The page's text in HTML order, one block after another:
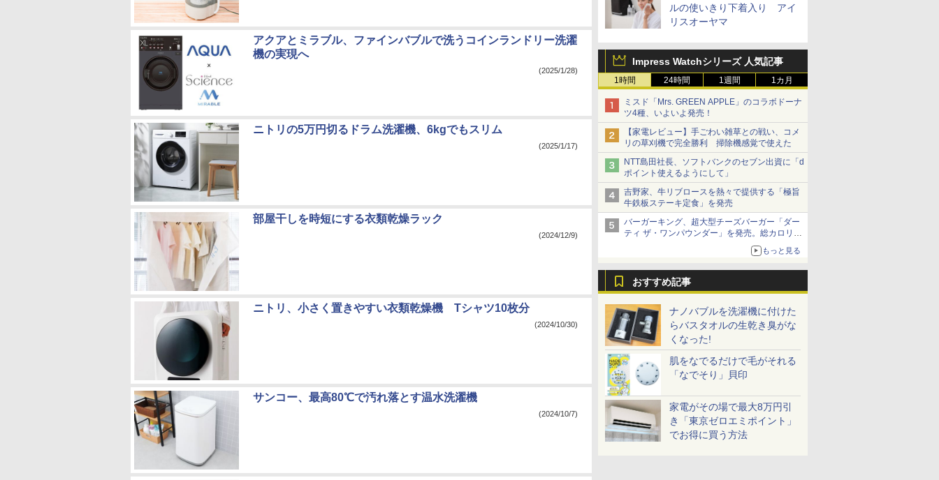
ルの使いきり下着入り アイ
リスオーヤマ
Impress Watchシリーズ 人気記事
1時間 24時間 1週間 1カ月
ミスド「Mrs. GREEN APPLE」のコラボドーナ
ツ4種、いよいよ発売！
【家電レビュー】手ごわい雑草との戦い、コメ
リの草刈機で完全勝利 掃除機感覚で使えた
NTT島田社長、ソフトバンクのセブン出資に「d
ポイント使えるようにして」
吉野家、牛リブロースを熱々で提供する「極旨
牛鉄板ステーキ定食」を発売
バーガーキング、超大型チーズバーガー「ダー
ティ ザ・ワンパウンダー」を発売。総カロリー
もっと見る
おすすめ記事
ナノバブルを洗濯機に付けた
らバスタオルの生乾き臭がな
くなった!
肌をなでるだけで毛がそれる
「なでそり」貝印
家電がその場で最大8万円引
き「東京ゼロエミポイント」
でお得に買う方法
アクアとミラブル、ファインバブルで洗うコインランドリー洗濯
機の実現へ
(2025/1/28)
ニトリの5万円切るドラム洗濯機、6kgでもスリム
(2025/1/17)
部屋干しを時短にする衣類乾燥ラック
(2024/12/9)
ニトリ、小さく置きやすい衣類乾燥機 Tシャツ10枚分
(2024/10/30)
サンコー、最高80℃で汚れ落とす温水洗濯機
(2024/10/7)